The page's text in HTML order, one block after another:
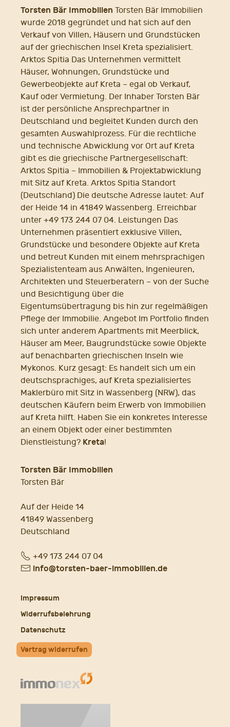
Torsten Bär Immobilien Torsten Bär Immobilien
wurde 2018 gegründet und hat sich auf den
Verkauf von Villen, Häusern und Grundstücken
auf der griechischen Insel Kreta spezialisiert.
Arktos Spitia Das Unternehmen vermittelt
Häuser, Wohnungen, Grundstücke und
Gewerbeobjekte auf Kreta – egal ob Verkauf,
Kauf oder Vermietung. Der Inhaber Torsten Bär
ist der persönliche Ansprechpartner in
Deutschland und begleitet Kunden durch den
gesamten Auswahlprozess. Für die rechtliche
und technische Abwicklung vor Ort auf Kreta
gibt es die griechische Partnergesellschaft:
Arktos Spitia – Immobilien & Projektabwicklung
mit Sitz auf Kreta. Arktos Spitia Standort
(Deutschland) Die deutsche Adresse lautet: Auf
der Heide 14 in 41849 Wassenberg. Erreichbar
unter +49 173 244 07 04. Leistungen Das
Unternehmen präsentiert exklusive Villen,
Grundstücke und besondere Objekte auf Kreta
und betreut Kunden mit einem mehrsprachigen
Spezialistenteam aus Anwälten, Ingenieuren,
Architekten und Steuerberatern – von der Suche
und Besichtigung über die
Eigentumsübertragung bis hin zur regelmäßigen
Pflege der Immobilie. Angebot Im Portfolio finden
sich unter anderem Apartments mit Meerblick,
Häuser am Meer, Baugrundstücke sowie Objekte
auf benachbarten griechischen Inseln wie
Mykonos. Kurz gesagt: Es handelt sich um ein
deutschsprachiges, auf Kreta spezialisiertes
Maklerbüro mit Sitz in Wassenberg (NRW), das
deutschen Käufern beim Erwerb von Immobilien
auf Kreta hilft. Haben Sie ein konkretes Interesse
an einem Objekt oder einer bestimmten
Dienstleistung? Kreta!
Torsten Bär Immobilien
Torsten Bär
Auf der Heide 14
41849 Wassenberg
Deutschland
Fon+49 173 244 07 04
E- info@torsten-baer-immobilien.de
Impressum
Widerrufsbelehrung
Datenschutz
Vertrag widerrufen